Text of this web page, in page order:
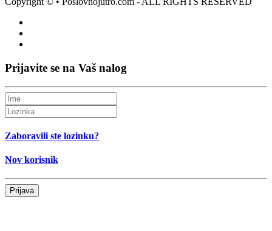
Prijavite se na Vaš nalog
Zaboravili ste lozinku?
Nov korisnik